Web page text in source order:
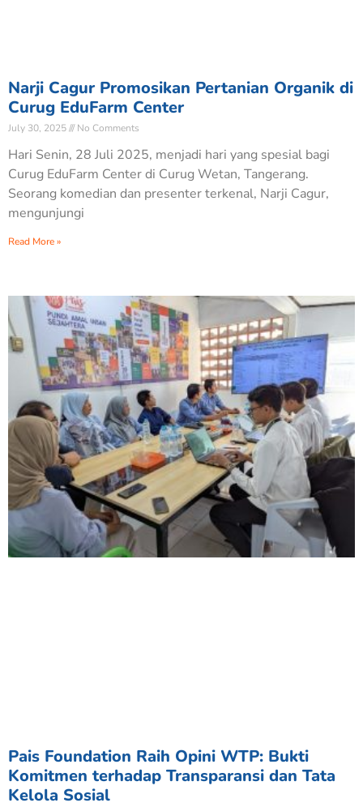
Narji Cagur Promosikan Pertanian Organik di
Curug EduFarm Center
July 30, 2025 No Comments
Hari Senin, 28 Juli 2025, menjadi hari yang spesial bagi
Curug EduFarm Center di Curug Wetan, Tangerang.
Seorang komedian dan presenter terkenal, Narji Cagur,
mengunjungi
Read More »
Pais Foundation Raih Opini WTP: Bukti
Komitmen terhadap Transparansi dan Tata
Kelola Sosial